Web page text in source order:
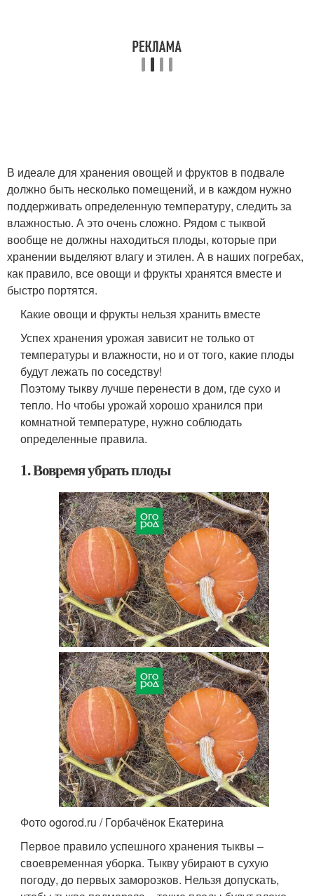
В идеале для хранения овощей и фруктов в подвале
должно быть несколько помещений, и в каждом нужно
поддерживать определенную температуру, следить за
влажностью. А это очень сложно. Рядом с тыквой
вообще не должны находиться плоды, которые при
хранении выделяют влагу и этилен. А в наших погребах,
как правило, все овощи и фрукты хранятся вместе и
быстро портятся.
Какие овощи и фрукты нельзя хранить вместе
Успех хранения урожая зависит не только от
температуры и влажности, но и от того, какие плоды
будут лежать по соседству!
Поэтому тыкву лучше перенести в дом, где сухо и
тепло. Но чтобы урожай хорошо хранился при
комнатной температуре, нужно соблюдать
определенные правила.
1. Вовремя убрать плоды
Фото ogorod.ru / Горбачёнок Екатерина
Первое правило успешного хранения тыквы –
своевременная уборка. Тыкву убирают в сухую
погоду, до первых заморозков. Нельзя допускать,